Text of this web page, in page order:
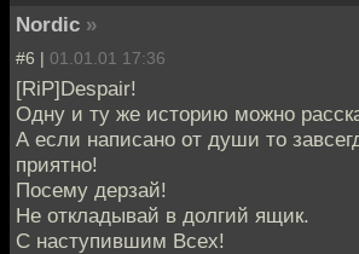
Nordic »
#6 | 01.01.01 17:36
[RiP]Despair!
Одну и ту же историю можно
А если написано от души то
приятно!
Посему дерзай!
Не откладывай в долгий ящик.
С наступившим Всех!